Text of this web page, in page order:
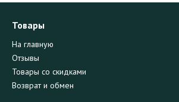
Товары
На главную
Отзывы
Товары со скидками
Возврат и обмен